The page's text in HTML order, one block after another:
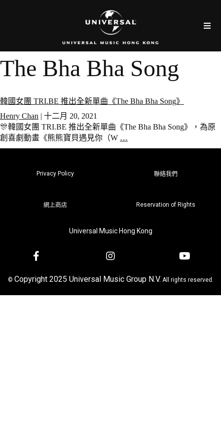
The Bha Bha Song
韓國女團 TRI.BE 推出全新單曲《The Bha Bha Song》
Henry Chan | 十二月 20, 2021
🎊韓國女團 TRI.BE 推出全新單曲《The Bha Bha Song》，為原
創喜劇動畫《熊熊寶貝遇見你（W …
Privacy Policy 聯絡我們
網上商店 Reservation of Rights
Universal Music Hong Kong
© Copyright 2025 Universal Music Group N.V. All rights reserved.